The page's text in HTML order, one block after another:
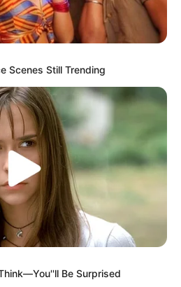
Scenes Still Trending
Be Surprised